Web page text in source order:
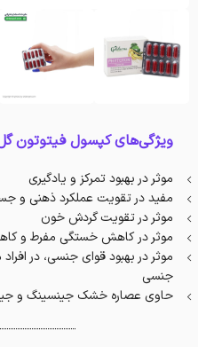
ویژگی‌های کپسول فیتوتون
موثر در بهبود تمرکز و یادگیری
مفید در تقویت عملکرد ذهنی و
موثر در تقویت گردش خون
موثر در کاهش خستگی مفرط و
موثر در بهبود قوای جنسی، در افراد
جنسی
حاوی عصاره خشک جینسینگ و